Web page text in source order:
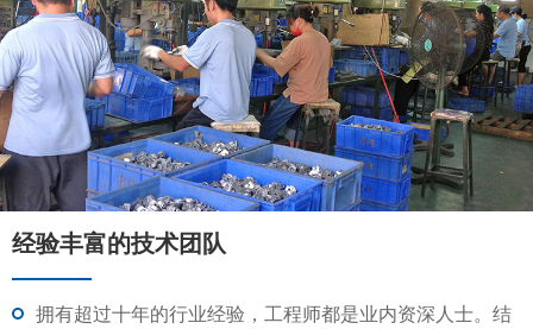
经验丰富的技术团队
拥有超过十年的行业经验，工程师都是业内资深人士。结